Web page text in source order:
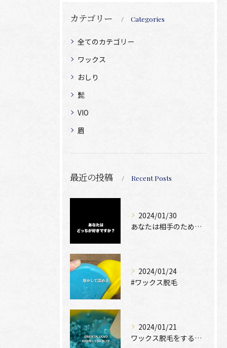
カテゴリー Categories
全てのカテゴリー
ワックス
おしり
髭
VIO
眉
最近の投稿 Recent Posts
2024/01/30
あなたは相手のために脱毛できますか？
2024/01/24
#ワックス脱毛
2024/01/21
ワックス脱毛をするために絶位必要なのは、